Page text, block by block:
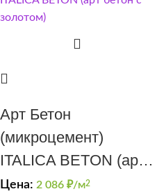
Арт Бетон
(микроцемент)
ITALICA BETON (арт
бетон с золотом)
Цена: 2 086 ₽/м2